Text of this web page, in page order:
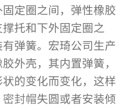
定圈之间，弹性橡胶
托和下外固定圈之
弹簧。宏琦公司生产
外壳，其内置弹簧，
的变化而变化，这样
密封帽失圆或者安装倾